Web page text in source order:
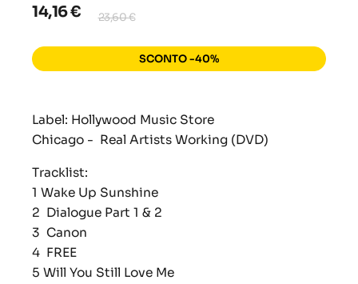
14,16 € 23,60 €
SCONTO -40%
Label: Hollywood Music Store
Chicago - Real Artists Working (DVD)
Tracklist:
1 Wake Up Sunshine
2 Dialogue Part 1 & 2
3 Canon
4 FREE
5 Will You Still Love Me